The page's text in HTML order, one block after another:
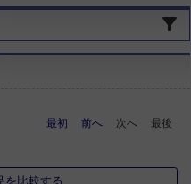
最初 前へ 次へ 最後
を比較する